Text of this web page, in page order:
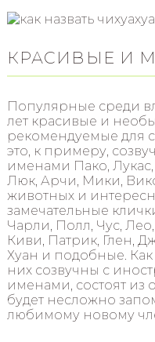
КРАСИВЫЕ И
Популярные среди
лет красивые и
рекомендуемые для
это, к примеру,
именами Пако,
Люк, Арчи, Мики,
животных и
замечательные
Чарли, Полл, Чус,
Киви, Патрик, Глен,
Хуан и подобные.
них созвучны с
именами, состоят из
будет несложно
любимому новому